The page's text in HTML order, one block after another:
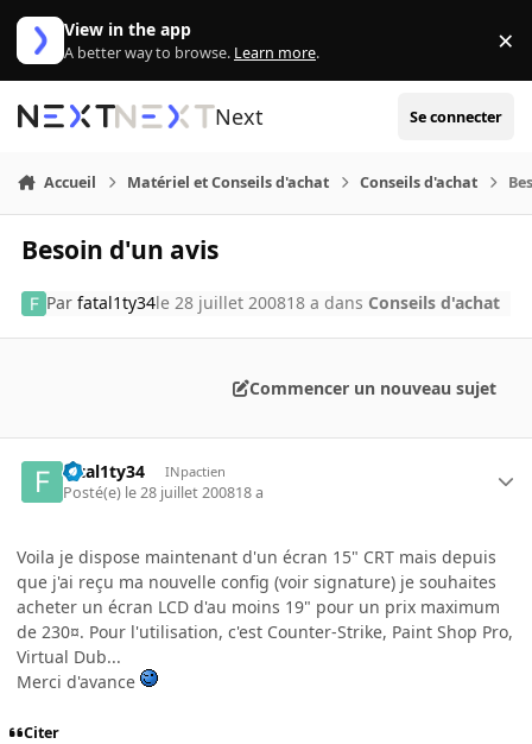
Aller au contenu
View in the app
A better way to browse. Learn more. ×
Next Se connecter
Accueil Matériel et Conseils d'achat Conseils d'achat
Besoin d'un avis
Parfatal1ty34le 28 juillet 200818 a dans Conseils d'achat
Commencer un nouveau sujet
fatal1ty34 INpactien
Posté(e) le 28 juillet 200818 a
Voila je dispose maintenant d'un écran 15" CRT mais depuis
que j'ai reçu ma nouvelle config (voir signature) je souhaites
acheter un écran LCD d'au moins 19" pour un prix maximum
de 230¤. Pour l'utilisation, c'est Counter-Strike, Paint Shop Pro,
Virtual Dub...
Merci d'avance
Citer